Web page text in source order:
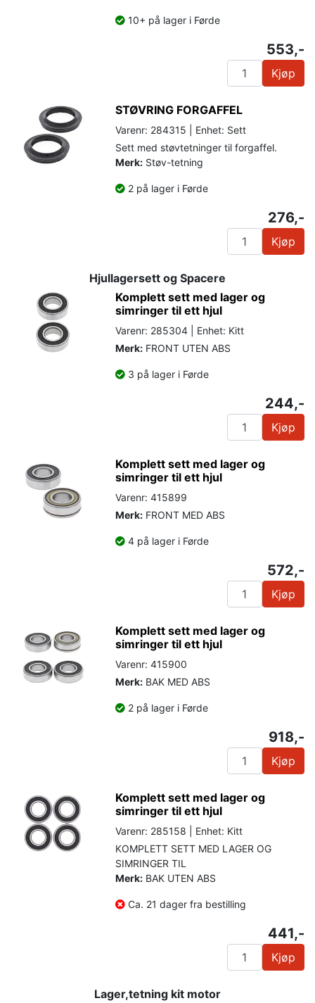
10+ på lager i Førde
553,-
Kjøp
STØVRING FORGAFFEL
Varenr: 284315 | Enhet: Sett
Sett med støvtetninger til forgaffel.
Merk: Støv-tetning
2 på lager i Førde
276,-
Kjøp
Hjullagersett og Spacere
Komplett sett med lager og
simringer til ett hjul
Varenr: 285304 | Enhet: Kitt
Merk: FRONT UTEN ABS
3 på lager i Førde
244,-
Kjøp
Komplett sett med lager og
simringer til ett hjul
Varenr: 415899
Merk: FRONT MED ABS
4 på lager i Førde
572,-
Kjøp
Komplett sett med lager og
simringer til ett hjul
Varenr: 415900
Merk: BAK MED ABS
2 på lager i Førde
918,-
Kjøp
Komplett sett med lager og
simringer til ett hjul
Varenr: 285158 | Enhet: Kitt
KOMPLETT SETT MED LAGER OG
SIMRINGER TIL
Merk: BAK UTEN ABS
Ca. 21 dager fra bestilling
441,-
Kjøp
Lager,tetning kit motor